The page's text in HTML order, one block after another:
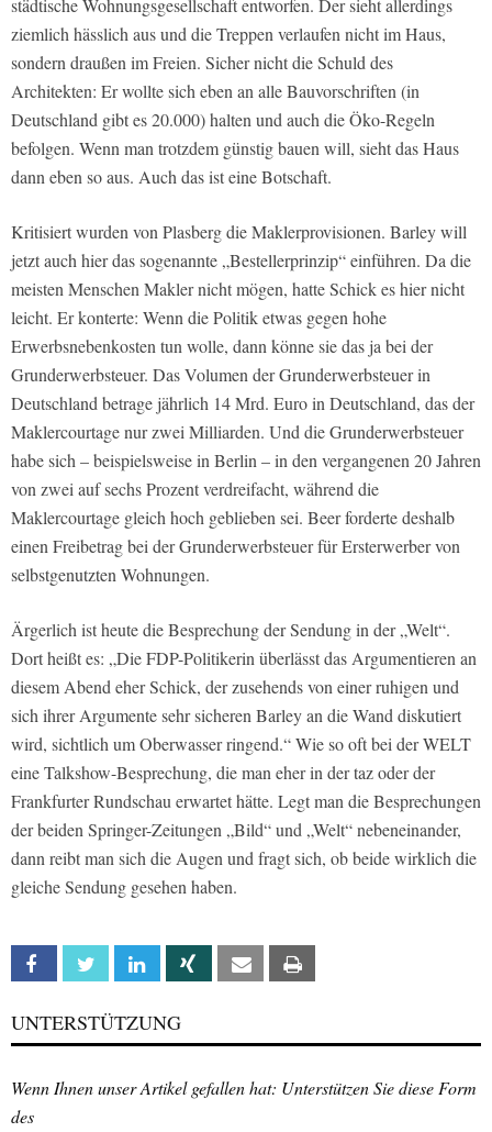
städtische Wohnungsgesellschaft entworfen. Der sieht allerdings
ziemlich hässlich aus und die Treppen verlaufen nicht im Haus,
sondern draußen im Freien. Sicher nicht die Schuld des
Architekten: Er wollte sich eben an alle Bauvorschriften (in
Deutschland gibt es 20.000) halten und auch die Öko-Regeln
befolgen. Wenn man trotzdem günstig bauen will, sieht das Haus
dann eben so aus. Auch das ist eine Botschaft.
Kritisiert wurden von Plasberg die Maklerprovisionen. Barley will
jetzt auch hier das sogenannte „Bestellerprinzip“ einführen. Da die
meisten Menschen Makler nicht mögen, hatte Schick es hier nicht
leicht. Er konterte: Wenn die Politik etwas gegen hohe
Erwerbsnebenkosten tun wolle, dann könne sie das ja bei der
Grunderwerbsteuer. Das Volumen der Grunderwerbsteuer in
Deutschland betrage jährlich 14 Mrd. Euro in Deutschland, das der
Maklercourtage nur zwei Milliarden. Und die Grunderwerbsteuer
habe sich – beispielsweise in Berlin – in den vergangenen 20 Jahren
von zwei auf sechs Prozent verdreifacht, während die
Maklercourtage gleich hoch geblieben sei. Beer forderte deshalb
einen Freibetrag bei der Grunderwerbsteuer für Ersterwerber von
selbstgenutzten Wohnungen.
Ärgerlich ist heute die Besprechung der Sendung in der „Welt“.
Dort heißt es: „Die FDP-Politikerin überlässt das Argumentieren an
diesem Abend eher Schick, der zusehends von einer ruhigen und
sich ihrer Argumente sehr sicheren Barley an die Wand diskutiert
wird, sichtlich um Oberwasser ringend.“ Wie so oft bei der WELT
eine Talkshow-Besprechung, die man eher in der taz oder der
Frankfurter Rundschau erwartet hätte. Legt man die Besprechungen
der beiden Springer-Zeitungen „Bild“ und „Welt“ nebeneinander,
dann reibt man sich die Augen und fragt sich, ob beide wirklich die
gleiche Sendung gesehen haben.
Facebook Twitter Linkedin Xing Email
UNTERSTÜTZUNG
Wenn Ihnen unser Artikel gefallen hat: Unterstützen Sie diese Form
des